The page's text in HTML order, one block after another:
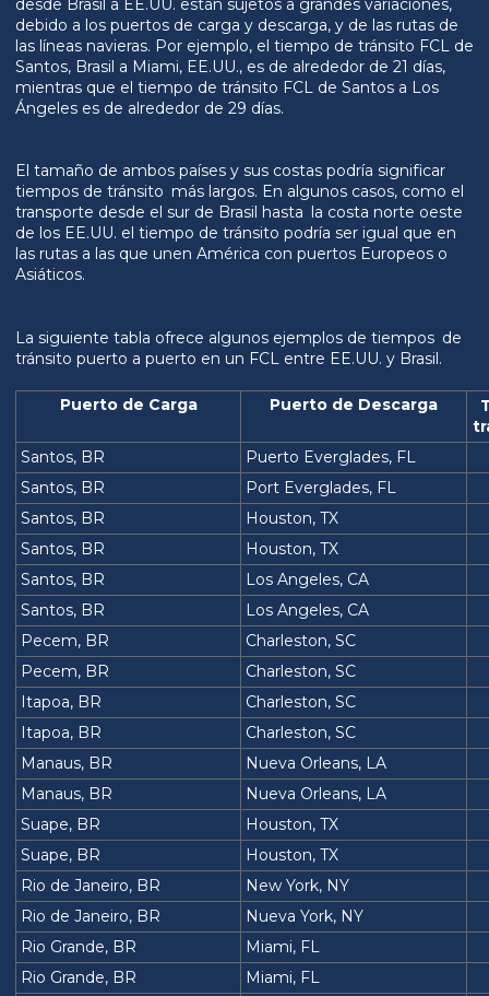
debido a los puertos de carga y descarga, y de las rutas de
las líneas navieras. Por ejemplo, el tiempo de tránsito FCL de
Santos, Brasil a Miami, EE.UU., es de alrededor de 21 días,
mientras que el tiempo de tránsito FCL de Santos a Los
Ángeles es de alrededor de 29 días.
El tamaño de ambos países y sus costas podría significar
tiempos de tránsito más largos. En algunos casos, como el
transporte desde el sur de Brasil hasta la costa norte oeste
de los EE.UU. el tiempo de tránsito podría ser igual que en
las rutas a las que unen América con puertos Europeos o
Asiáticos.
La siguiente tabla ofrece algunos ejemplos de tiempos de
tránsito puerto a puerto en un FCL entre EE.UU. y Brasil.
Puerto de Carga Puerto de Descarga
Santos, BR
Puerto Everglades, FL
Santos, BR
Port Everglades, FL
Santos, BR
Houston, TX
Santos, BR
Houston, TX
Santos, BR
Los Angeles, CA
Santos, BR
Los Angeles, CA
Pecem, BR
Charleston, SC
Pecem, BR
Charleston, SC
Itapoa, BR
Charleston, SC
Itapoa, BR
Charleston, SC
Manaus, BR
Nueva Orleans, LA
Manaus, BR
Nueva Orleans, LA
Suape, BR
Houston, TX
Suape, BR
Houston, TX
Rio de Janeiro, BR
New York, NY
Rio de Janeiro, BR
Nueva York, NY
Rio Grande, BR
Miami, FL
Rio Grande, BR
Miami, FL